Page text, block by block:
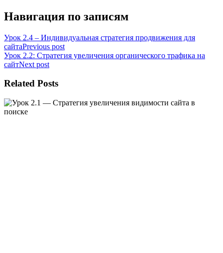
Навигация по записям
Урок 2.4 – Индивидуальная стратегия продвижения для
сайтаPrevious post
Урок 2.2: Стратегия увеличения органического трафика на
сайтNext post
Related Posts